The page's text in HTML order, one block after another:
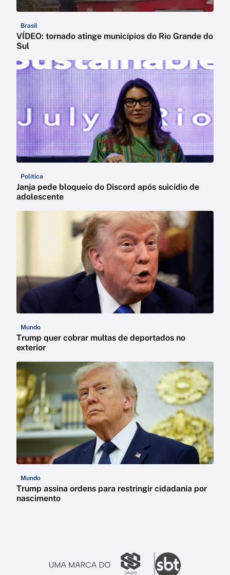
Brasil
VÍDEO: tornado atinge municípios do Rio Grande do
Sul
Política
Janja pede bloqueio do Discord após suicídio de
adolescente
Mundo
Trump quer cobrar multas de deportados no
exterior
Mundo
Trump assina ordens para restringir cidadania por
nascimento